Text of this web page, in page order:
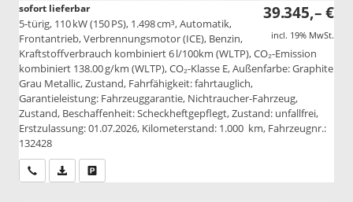
39.345,– €
incl. 19% MwSt.
sofort lieferbar
5-türig, 110 kW (150 PS), 1.498 cm³, Automatik,
Frontantrieb, Verbrennungsmotor (ICE), Benzin,
Kraftstoffverbrauch kombiniert 6 l/100km (WLTP), CO₂-Emission
kombiniert 138.00 g/km (WLTP), CO₂-Klasse E, Außenfarbe: Graphite
Grau Metallic, Zustand, Fahrfähigkeit: fahrtauglich,
Garantieleistung: Fahrzeuggarantie, Nichtraucher-Fahrzeug,
Zustand, Beschaffenheit: Scheckheftgepflegt, Zustand: unfallfrei,
Erstzulassung: 01.07.2026, Kilometerstand: 1.000 km, Fahrzeugnr.:
132428
Wir rufen Sie anPDF-Datei, Fahrzeugexposé drucken